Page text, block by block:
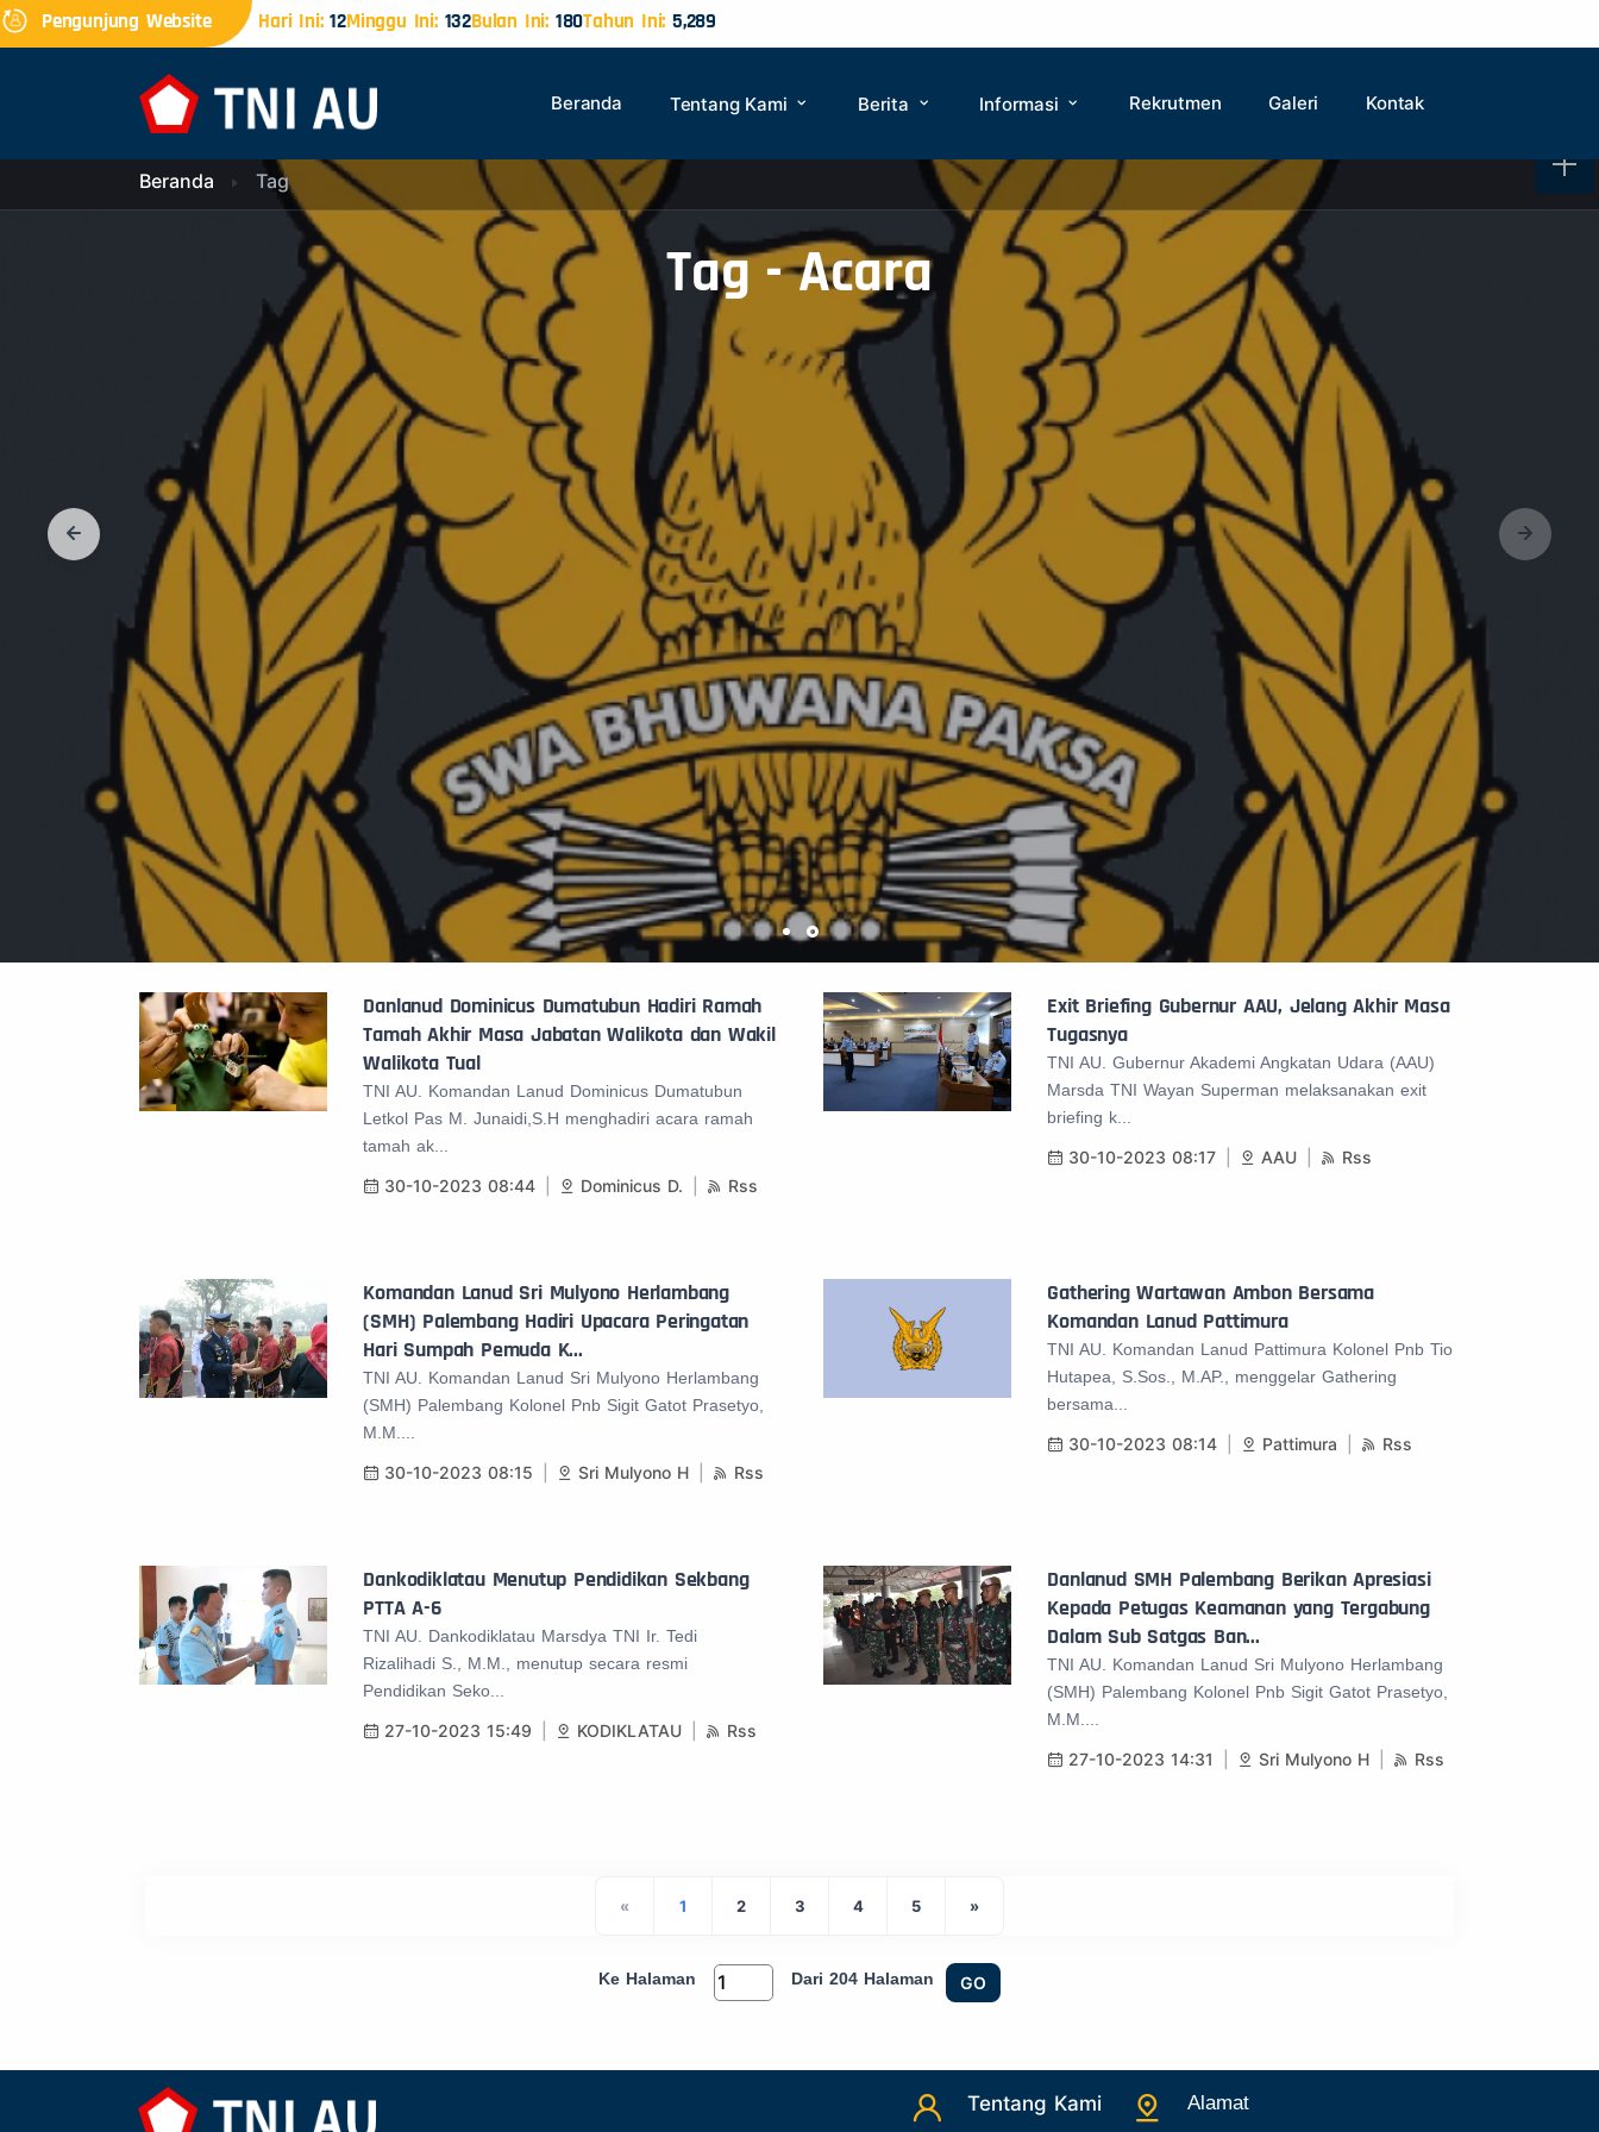
Pengunjung Website Hari Ini:12Minggu Ini:132Bulan Ini: 180Tahun Ini: 5,289
Beranda Tentang Kami Berita Informasi Rekrutmen Galeri Kontak
Beranda Tag
Tag - Acara
Danlanud Dominicus Dumatubun Hadiri Ramah
Tamah Akhir Masa Jabatan Walikota dan Wakil
Walikota Tual
TNI AU. Komandan Lanud Dominicus Dumatubun
Letkol Pas M. Junaidi,S.H menghadiri acara ramah
tamah ak...
30-10-2023 08:44 Dominicus D. Rss
Exit Briefing Gubernur AAU, Jelang Akhir Masa
Tugasnya
TNI AU. Gubernur Akademi Angkatan Udara (AAU)
Marsda TNI Wayan Superman melaksanakan exit
briefing k...
30-10-2023 08:17 AAU Rss
Komandan Lanud Sri Mulyono Herlambang
(SMH) Palembang Hadiri Upacara Peringatan
Hari Sumpah Pemuda K...
TNI AU. Komandan Lanud Sri Mulyono Herlambang
(SMH) Palembang Kolonel Pnb Sigit Gatot Prasetyo,
M.M....
30-10-2023 08:15 Sri Mulyono H Rss
Gathering Wartawan Ambon Bersama
Komandan Lanud Pattimura
TNI AU. Komandan Lanud Pattimura Kolonel Pnb Tio
Hutapea, S.Sos., M.AP., menggelar Gathering
bersama...
30-10-2023 08:14 Pattimura Rss
Dankodiklatau Menutup Pendidikan Sekbang
PTTA A-6
TNI AU. Dankodiklatau Marsdya TNI Ir. Tedi
Rizalihadi S., M.M., menutup secara resmi
Pendidikan Seko...
27-10-2023 15:49 KODIKLATAU Rss
Danlanud SMH Palembang Berikan Apresiasi
Kepada Petugas Keamanan yang Tergabung
Dalam Sub Satgas Ban...
TNI AU. Komandan Lanud Sri Mulyono Herlambang
(SMH) Palembang Kolonel Pnb Sigit Gatot Prasetyo,
M.M....
27-10-2023 14:31 Sri Mulyono H Rss
« 1 2 3 4 5 »
Ke Halaman Dari 204 Halaman GO
Tentang Kami
Alamat